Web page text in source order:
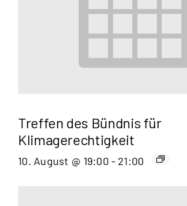
Treffen des Bündnis für
Klimagerechtigkeit
10. August @ 19:00 - 21:00